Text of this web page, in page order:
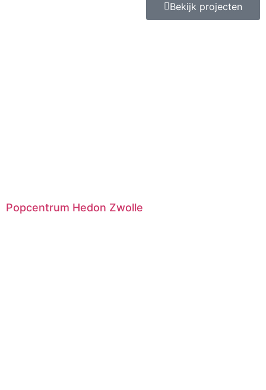
Bekijk projecten
Popcentrum Hedon Zwolle